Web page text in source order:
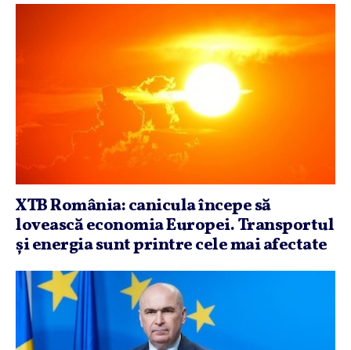
XTB România: canicula începe să
lovească economia Europei. Transportul
şi energia sunt printre cele mai afectate